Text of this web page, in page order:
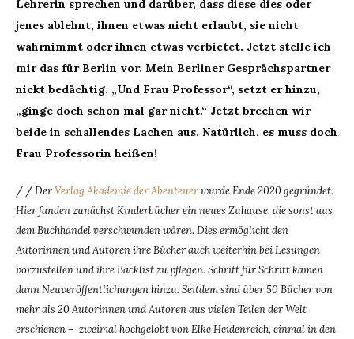
Lehrerin sprechen und darüber, dass diese dies oder
jenes ablehnt, ihnen etwas nicht erlaubt, sie nicht
wahrnimmt oder ihnen etwas verbietet. Jetzt stelle ich
mir das für Berlin vor. Mein Berliner Gesprächspartner
nickt bedächtig. „Und Frau Professor“, setzt er hinzu,
„ginge doch schon mal gar nicht.“ Jetzt brechen wir
beide in schallendes Lachen aus. Natürlich, es muss doch
Frau Professorin heißen!
/ /DerVerlag Akademie der Abenteuerwurde Ende 2020 gegründet.
Hier fanden zunächst Kinderbücher ein neues Zuhause, die sonst aus
dem Buchhandel verschwunden wären. Dies ermöglicht den
Autorinnen und Autoren ihre Bücher auch weiterhin bei Lesungen
vorzustellen und ihre Backlist zu pflegen. Schritt für Schritt kamen
dann Neuveröffentlichungen hinzu. Seitdem sind über 50 Bücher von
mehr als 20 Autorinnen und Autoren aus vielen Teilen der Welt
erschienen – zweimal hochgelobt von Elke Heidenreich, einmal in den